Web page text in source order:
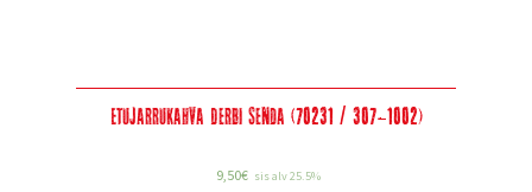
Etujarrukahva Derbi Senda (70231 / 307-1002)
9,50€ sis alv 25.5%